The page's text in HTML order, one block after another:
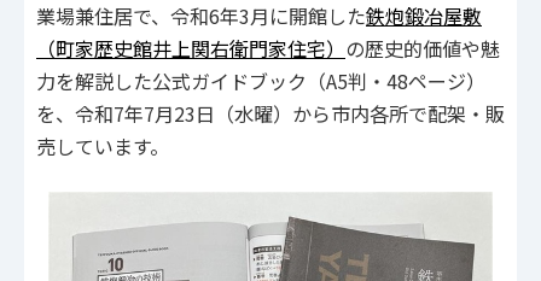
業場兼住居で、令和6年3月に開館した鉄炮鍛冶屋敷
（町家歴史館井上関右衛門家住宅） の歴史的価値や魅
力を解説した公式ガイドブック（A5判・48ページ）
を、令和7年7月23日（水曜）から市内各所で配架・販
売しています。